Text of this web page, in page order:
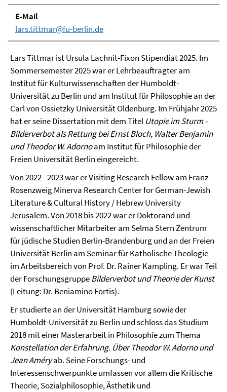
E-Mail
lars.tittmar@fu-berlin.de
Lars Tittmar ist Ursula Lachnit-Fixon Stipendiat 2025. Im
Sommersemester 2025 war er Lehrbeauftragter am
Institut für Kulturwissenschaften der Humboldt-
Universität zu Berlin und am Institut für Philosophie an der
Carl von Ossietzky Universität Oldenburg. Im Frühjahr 2025
hat er seine Dissertation mit dem Titel Utopie im Sturm -
Bilderverbot als Rettung bei Ernst Bloch, Walter Benjamin
und Theodor W. Adornoam Institut für Philosophie der
Freien Universität Berlin eingereicht.
Von 2022 - 2023 war er Visiting Research Fellow am Franz
Rosenzweig Minerva Research Center for German-Jewish
Literature & Cultural History / Hebrew University
Jerusalem. Von 2018 bis 2022 war er Doktorand und
wissenschaftlicher Mitarbeiter am Selma Stern Zentrum
für jüdische Studien Berlin-Brandenburg und an der Freien
Universität Berlin am Seminar für Katholische Theologie
im Arbeitsbereich von Prof. Dr. Rainer Kampling. Er war Teil
der ForschungsgruppeBilderverbot und Theorie der Kunst
(Leitung: Dr. Beniamino Fortis).
Er studierte an der Universität Hamburg sowie der
Humboldt-Universität zu Berlin und schloss das Studium
2018 mit einer Masterarbeit in Philosophie zum Thema
Konstellation der Erfahrung. Über Theodor W. Adorno und
Jean Améryab. Seine Forschungs- und
Interessenschwerpunkte umfassen vor allem die Kritische
Theorie, Sozialphilosophie, Ästhetik und